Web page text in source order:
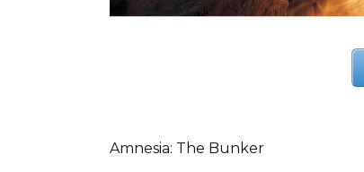
Amnesia: The Bunker